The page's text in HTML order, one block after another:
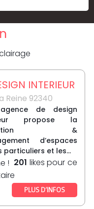
INTERIEUR
Reine 92340
de design
propose la
&
d’espaces
particuliers et les...
201 likes pour ce
PLUS D’INFOS